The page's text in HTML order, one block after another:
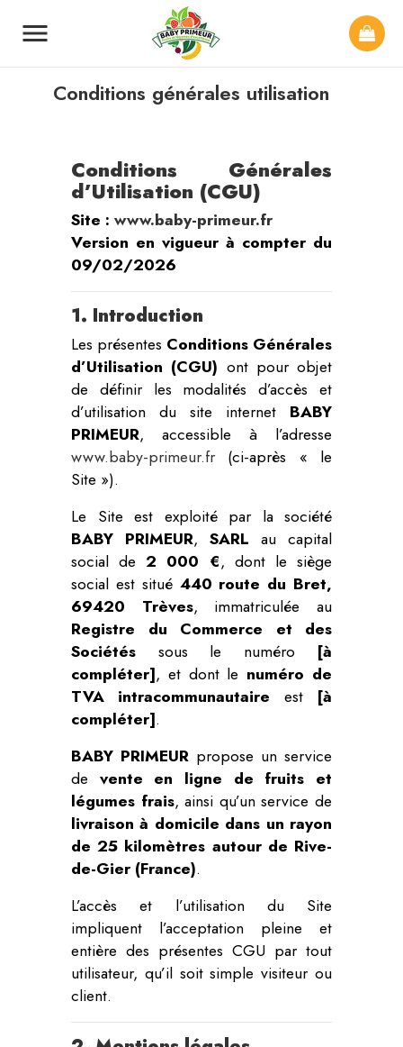

Conditions générales utilisation
Conditions Générales
d’Utilisation (CGU)
Site : www.baby-primeur.fr
Version en vigueur à compter du
09/02/2026
1. Introduction
Les présentes Conditions Générales
d’Utilisation (CGU) ont pour objet
de définir les modalités d’accès et
d’utilisation du site internet BABY
PRIMEUR, accessible à l’adresse
www.baby-primeur.fr(ci-après « le
Site »).
Le Site est exploité par la société
BABY PRIMEUR, SARL au capital
social de2 000 €, dont le siège
social est situé 440 route du Bret,
69420 Trèves, immatriculée au
Registre du Commerce et des
Sociétés sous le numéro [à
compléter], et dont le numéro de
TVA intracommunautaire est [à
compléter].
BABY PRIMEUR propose un service
de vente en ligne de fruits et
légumes frais, ainsi qu’un service de
livraison à domicile dans un rayon
de 25 kilomètres autour de Rive-
de-Gier (France).
L’accès et l’utilisation du Site
impliquent l’acceptation pleine et
entière des présentes CGU par tout
utilisateur, qu’il soit simple visiteur ou
client.